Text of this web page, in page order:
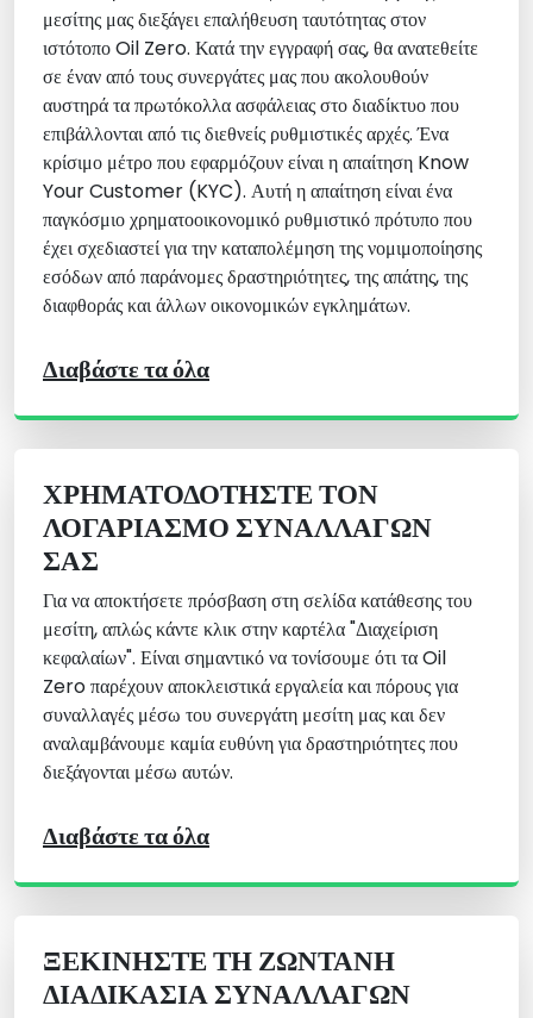
μεσίτης μας διεξάγει επαλήθευση ταυτότητας στον
ιστότοπο Oil Zero. Κατά την εγγραφή σας, θα ανατεθείτε
σε έναν από τους συνεργάτες μας που ακολουθούν
αυστηρά τα πρωτόκολλα ασφάλειας στο διαδίκτυο που
επιβάλλονται από τις διεθνείς ρυθμιστικές αρχές. Ένα
κρίσιμο μέτρο που εφαρμόζουν είναι η απαίτηση Know
Your Customer (KYC). Αυτή η απαίτηση είναι ένα
παγκόσμιο χρηματοοικονομικό ρυθμιστικό πρότυπο που
έχει σχεδιαστεί για την καταπολέμηση της νομιμοποίησης
εσόδων από παράνομες δραστηριότητες, της απάτης, της
διαφθοράς και άλλων οικονομικών εγκλημάτων.
Διαβάστε τα όλα
ΧΡΗΜΑΤΟΔΟΤΉΣΤΕ ΤΟΝ
ΛΟΓΑΡΙΑΣΜΌ ΣΥΝΑΛΛΑΓΏΝ
ΣΑΣ
Για να αποκτήσετε πρόσβαση στη σελίδα κατάθεσης του
μεσίτη, απλώς κάντε κλικ στην καρτέλα "Διαχείριση
κεφαλαίων". Είναι σημαντικό να τονίσουμε ότι τα Oil
Zero παρέχουν αποκλειστικά εργαλεία και πόρους για
συναλλαγές μέσω του συνεργάτη μεσίτη μας και δεν
αναλαμβάνουμε καμία ευθύνη για δραστηριότητες που
διεξάγονται μέσω αυτών.
Διαβάστε τα όλα
ΞΕΚΙΝΉΣΤΕ ΤΗ ΖΩΝΤΑΝΉ
ΔΙΑΔΙΚΑΣΊΑ ΣΥΝΑΛΛΑΓΏΝ